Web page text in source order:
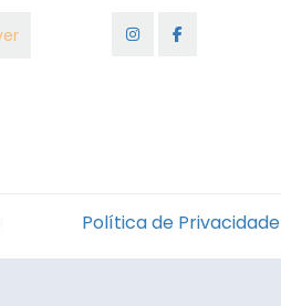
Política de Privacidade